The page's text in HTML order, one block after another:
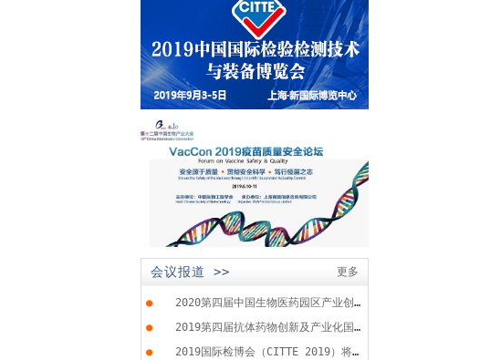
会议报道 >> 更多
●
2020第四届中国生物医药园区产业创...
●
2019第四届抗体药物创新及产业化国...
●
2019国际检博会（CITTE 2019）将于...